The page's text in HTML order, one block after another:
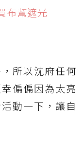
布幫遮光
所以沈府任何
偏偏因為太亮
動一下，讓自